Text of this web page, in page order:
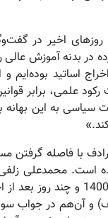
اخیر در
در بدنه آموزش
اساتید بوده‌ایم
علمی، برابر
سیاسی به این
با فاصله گرفتن
است. محمدعلی
واکنش نشان داد؛ هفته
و آن‌هم در جواب